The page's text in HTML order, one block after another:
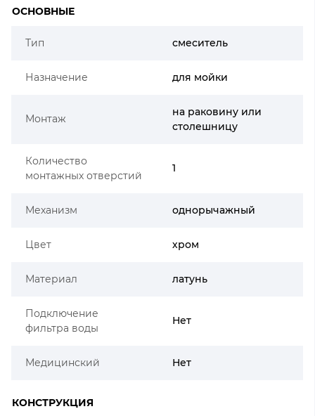
ОСНОВНЫЕ
Тип смеситель
Назначение для мойки
Монтаж
на раковину или
столешницу
Количество
монтажных отверстий
1
Механизм однорычажный
Цвет хром
Материал латунь
Подключение
фильтра воды
Нет
Медицинский Нет
КОНСТРУКЦИЯ